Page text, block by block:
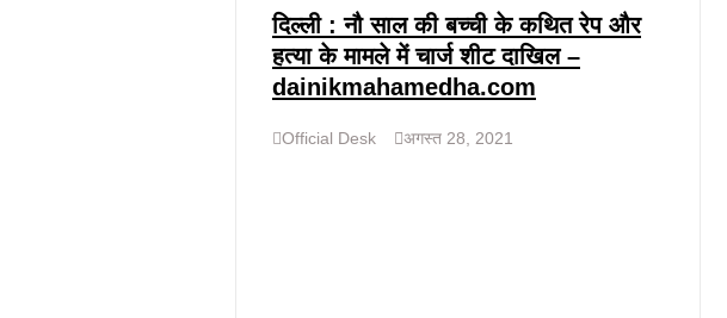
दिल्ली : नौ साल की बच्ची के कथित रेप और
हत्या के मामले में चार्ज शीट दाखिल –
dainikmahamedha.com
Official Desk अगस्त 28, 2021